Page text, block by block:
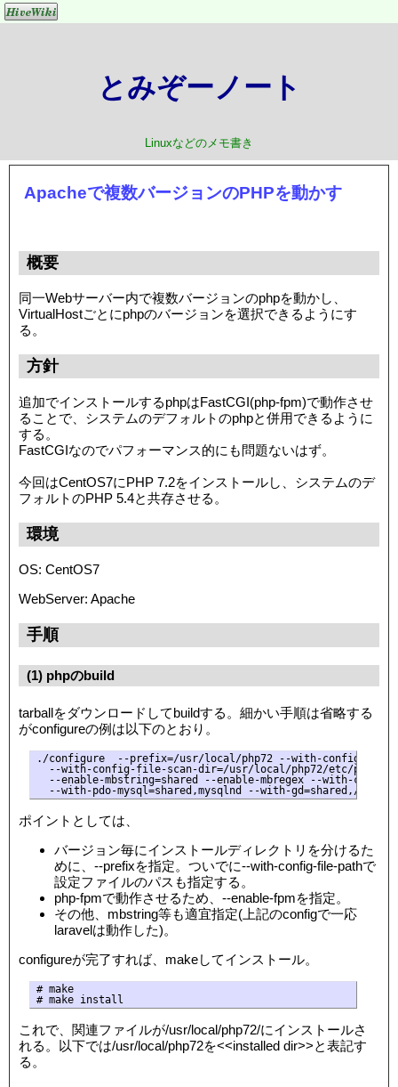
とみぞーノート
Linuxなどのメモ書き
Apacheで複数バージョンのPHPを動かす
概要
同一Webサーバー内で複数バージョンのphpを動かし、
VirtualHostごとにphpのバージョンを選択できるようにす
る。
方針
追加でインストールするphpはFastCGI(php-fpm)で動作させ
ることで、システムのデフォルトのphpと併用できるように
する。
FastCGIなのでパフォーマンス的にも問題ないはず。
今回はCentOS7にPHP 7.2をインストールし、システムのデ
フォルトのPHP 5.4と共存させる。
環境
OS: CentOS7
WebServer: Apache
手順
(1) phpのbuild
tarballをダウンロードしてbuildする。細かい手順は省略する
がconfigureの例は以下のとおり。
./configure  --prefix=/usr/local/php72 --with-config-file-
--with-config-file-scan-dir=/usr/local/php72/etc/php.d
--enable-mbstring=shared --enable-mbregex --with-
--with-pdo-mysql=shared,mysqlnd --with-gd=shared,/usr/
ポイントとしては、
バージョン毎にインストールディレクトリを分けるた
めに、--prefixを指定。ついでに--with-config-file-pathで
設定ファイルのパスも指定する。
php-fpmで動作させるため、--enable-fpmを指定。
その他、mbstring等も適宜指定(上記のconfigで一応
laravelは動作した)。
configureが完了すれば、makeしてインストール。
# make
# make install
これで、関連ファイルが/usr/local/php72/にインストールさ
れる。以下では/usr/local/php72を<<installed dir>>と表記す
る。